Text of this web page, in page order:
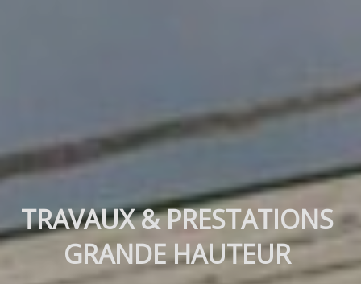
TRAVAUX & PRESTATIONS
GRANDE HAUTEUR